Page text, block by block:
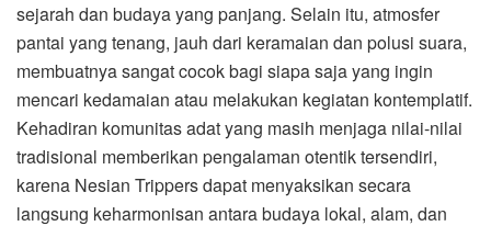
sejarah dan budaya yang panjang. Selain itu, atmosfer
pantai yang tenang, jauh dari keramaian dan polusi suara,
membuatnya sangat cocok bagi siapa saja yang ingin
mencari kedamaian atau melakukan kegiatan kontemplatif.
Kehadiran komunitas adat yang masih menjaga nilai-nilai
tradisional memberikan pengalaman otentik tersendiri,
karena Nesian Trippers dapat menyaksikan secara
langsung keharmonisan antara budaya lokal, alam, dan